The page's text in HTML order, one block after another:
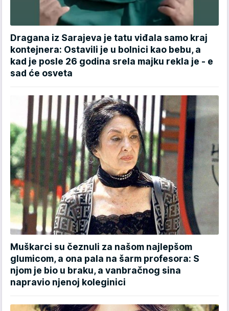
Dragana iz Sarajeva je tatu viđala samo kraj
kontejnera: Ostavili je u bolnici kao bebu, a
kad je posle 26 godina srela majku rekla je - e
sad će osveta
Muškarci su čeznuli za našom najlepšom
glumicom, a ona pala na šarm profesora: S
njom je bio u braku, a vanbračnog sina
napravio njenoj koleginici